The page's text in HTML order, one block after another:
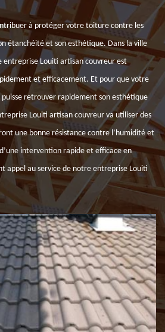
à protéger votre toiture contre les
étanchéité et son esthétique. Dans la ville
entreprise Louiti artisan couvreur est
et efficacement. Et pour que votre
retrouver rapidement son esthétique
Louiti artisan couvreur va utiliser des
une bonne résistance contre l’humidité et
intervention rapide et efficace en
appel au service de notre entreprise Louiti